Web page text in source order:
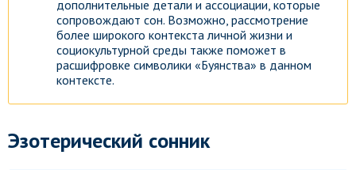
дополнительные детали и ассоциации, которые
сопровождают сон. Возможно, рассмотрение
более широкого контекста личной жизни и
социокультурной среды также поможет в
расшифровке символики «Буянства» в данном
контексте.
Эзотерический сонник